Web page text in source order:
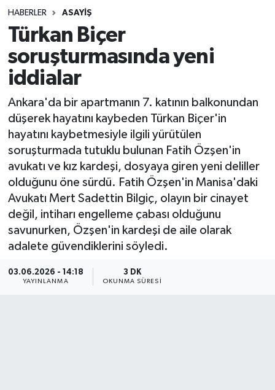
HABERLER ASAYIŞ
Türkan Biçer
soruşturmasında yeni
iddialar
Ankara'da bir apartmanın 7. katının balkonundan
düşerek hayatını kaybeden Türkan Biçer'in
hayatını kaybetmesiyle ilgili yürütülen
soruşturmada tutuklu bulunan Fatih Özşen'in
avukatı ve kız kardeşi, dosyaya giren yeni deliller
olduğunu öne sürdü. Fatih Özşen'in Manisa'daki
Avukatı Mert Sadettin Bilgiç, olayın bir cinayet
değil, intiharı engelleme çabası olduğunu
savunurken, Özşen'in kardeşi de aile olarak
adalete güvendiklerini söyledi.
03.06.2026 - 14:18
YAYINLANMA
3 DK
OKUNMA SÜRESI
Spor
Teknoloji
Yaşam